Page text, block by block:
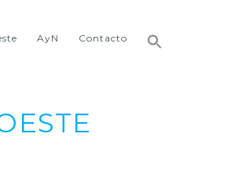
AyN Contacto